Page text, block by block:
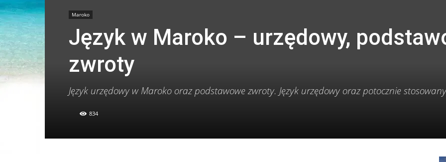
Maroko
Język w Maroko – urzędowy,
zwroty
Język urzędowy w Maroko oraz podstawowe zwroty. Język urzędowy oraz potocznie
834